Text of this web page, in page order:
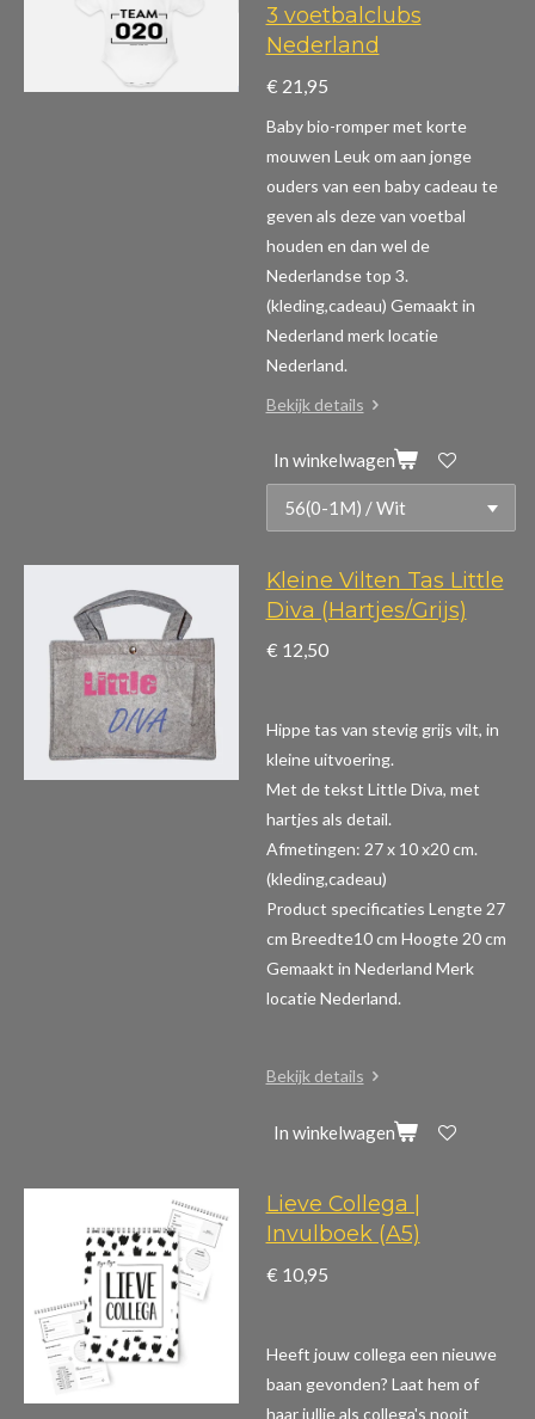
3 voetbalclubs
Nederland
€ 21,95
Baby bio-romper met korte
mouwen Leuk om aan jonge
ouders van een baby cadeau te
geven als deze van voetbal
houden en dan wel de
Nederlandse top 3.
(kleding,cadeau) Gemaakt in
Nederland merk locatie
Nederland.
Bekijk details
In winkelwagen
Kleine Vilten Tas Little
Diva (Hartjes/Grijs)
€ 12,50
Hippe tas van stevig grijs vilt, in
kleine uitvoering.
Met de tekst Little Diva, met
hartjes als detail.
Afmetingen: 27 x 10 x20 cm.
(kleding,cadeau)
Product specificaties Lengte 27
cm Breedte10 cm Hoogte 20 cm
Gemaakt in Nederland Merk
locatie Nederland.
Bekijk details
In winkelwagen
Lieve Collega |
Invulboek (A5)
€ 10,95
Heeft jouw collega een nieuwe
baan gevonden? Laat hem of
haar jullie als collega's nooit